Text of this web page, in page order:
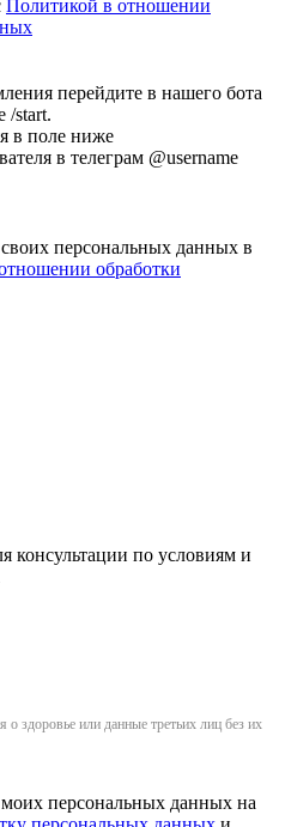
Политикой в отношении
перейдите в нашего бота
/start.
в поле ниже
в телеграм @username
персональных данных в
обработки
консультации по условиям и
о здоровье или данные третьих лиц без их
персональных данных на